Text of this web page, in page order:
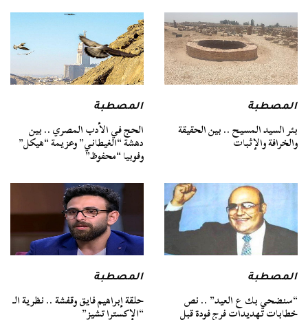
المصطبة
بئر السيد المسيح .. بين الحقيقة
والخرافة والإثبات
المصطبة
الحج في الأدب المصري .. بين
دهشة “الغيطاني” وعزيمة “هيكل”
وفوبيا “محفوظ”
المصطبة
“سنضحي بك ع العيد” .. نص
خطابات تهديدات فرج فودة قبل
المصطبة
حلقة إبراهيم فايق وقفشة .. نظرية الـ
“الإكسترا تشيز”